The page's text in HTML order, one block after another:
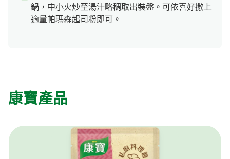
鍋，中小火炒至湯汁略稠取出裝盤。可依喜好撒上
適量帕瑪森起司粉即可。
康寶產品